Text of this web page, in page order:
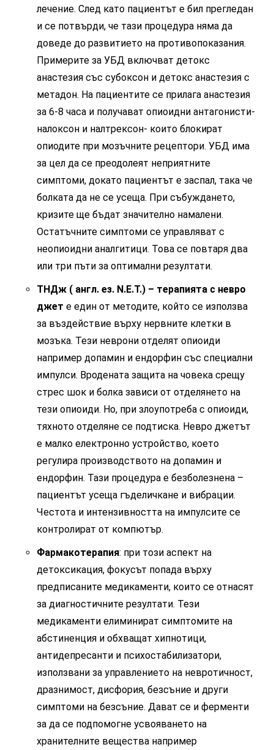
лечение. След като пациентът е бил прегледан
и се потвърди, че тази процедура няма да
доведе до развитието на противопоказания.
Примерите за УБД включват детокс
анастезия със субоксон и детокс анастезия с
метадон. На пациентите се прилага анастезия
за 6-8 часа и получават опиоидни антагонисти-
налоксон и налтрексон- които блокират
опиодите при мозъчните рецептори. УБД има
за цел да се преодолеят неприятните
симптоми, докато пациентът е заспал, така че
болката да не се усеща. При събуждането,
кризите ще бъдат значително намалени.
Остатъчните симптоми се управляват с
неопиоидни аналгитици. Това се повтаря два
или три пъти за оптимални резултати.
ТНДж ( англ. ез. N.Е.Т.) – терапията с невро
джет е един от методите, който се използва
за въздействие върху нервните клетки в
мозъка. Тези неврони отделят опиоиди
например допамин и ендорфин със специални
импулси. Вродената защита на човека срещу
стрес шок и болка зависи от отделянето на
тези опиоиди. Но, при злоупотреба с опиоиди,
тяхното отделяне се подтиска. Невро джетът
е малко електронно устройство, което
регулира производството на допамин и
ендорфин. Тази процедура е безболезнена –
пациентът усеща гъделичкане и вибрации.
Честота и интензивността на импулсите се
контролират от компютър.
Фармакотерапия: при този аспект на
детоксикация, фокусът попада върху
предписаните медикаменти, които се отнасят
за диагностичните резултати. Тези
медикаменти елиминират симптомите на
абстиненция и обхващат хипнотици,
антидепресанти и психостабилизатори,
използвани за управлението на невротичност,
дразнимост, дисфория, безсъние и други
симптоми на безсъние. Дават се и ферменти
за да се подпомогне усвояването на
хранителните вещества например